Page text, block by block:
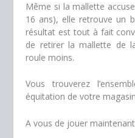
Même si la mallette
16 ans), elle retrouve un
résultat est tout à fait
de retirer la mallette de
roule moins.
Vous trouverez
équitation de votre
A vous de jouer